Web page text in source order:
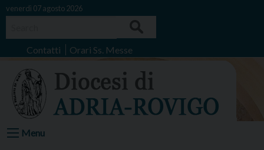
Skip
venerdì 07 agosto 2026
Contatti Orari Ss. Messe
Menu